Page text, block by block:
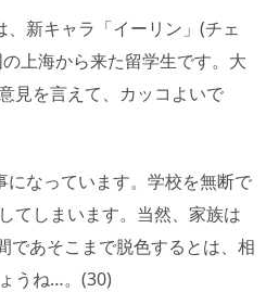
新キャラ「イーリン」(チェ
上海から来た留学生です。大
見を言えて、カッコよいで
なっています。学校を無断で
てしまいます。当然、家族は
であそこまで脱色するとは、相
うね…。(30)